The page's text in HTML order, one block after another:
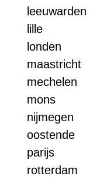
leeuwarden
lille
londen
maastricht
mechelen
mons
nijmegen
oostende
parijs
rotterdam